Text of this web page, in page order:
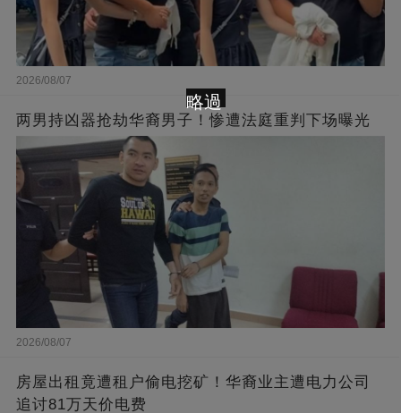
2026/08/07
两男持凶器抢劫华裔男子！惨遭法庭重判下场曝光
2026/08/07
房屋出租竟遭租户偷电挖矿！华裔业主遭电力公司
追讨81万天价电费
略過